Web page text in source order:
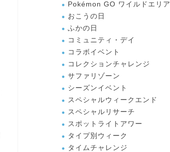
Pokémon GO ワイルドエリア
おこうの日
ふかの日
コミュニティ・デイ
コラボイベント
コレクションチャレンジ
サファリゾーン
シーズンイベント
スペシャルウィークエンド
スペシャルリサーチ
スポットライトアワー
タイプ別ウィーク
タイムチャレンジ